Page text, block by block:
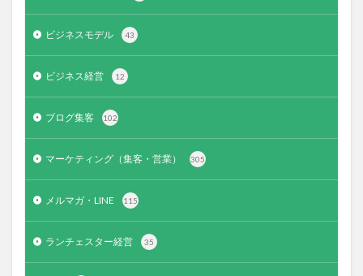
ビジネスモデル 43
ビジネス経営 12
ブログ集客 102
マーケティング（集客・営業） 305
メルマガ・LINE 115
ランチェスター経営 35